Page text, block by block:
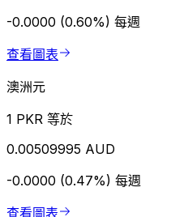
-0.0000 (0.60%) 每週
查看圖表
澳洲元
1 PKR 等於
0.00509995 AUD
-0.0000 (0.47%) 每週
查看圖表